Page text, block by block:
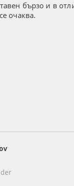
бързо и в
очаква.